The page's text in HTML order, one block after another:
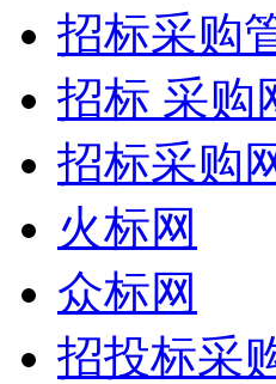
招标采购
招标 采购
招标采购
火标网
众标网
招投标采